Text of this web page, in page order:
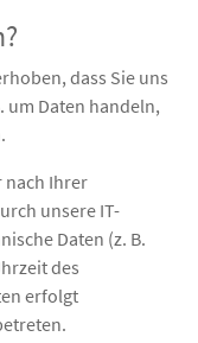
dass Sie uns
um Daten handeln,
nach Ihrer
unsere IT-
Daten (z. B.
des
erfolgt